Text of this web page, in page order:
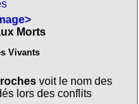
Morts
Vivants
voit le nom des
lors des conflits